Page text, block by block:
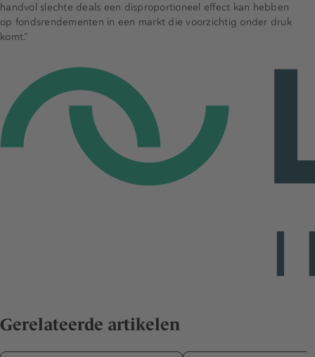
handvol slechte deals een disproportioneel effect kan hebben
op fondsrendementen in een markt die voorzichtig onder druk
komt.”
Gerelateerde artikelen